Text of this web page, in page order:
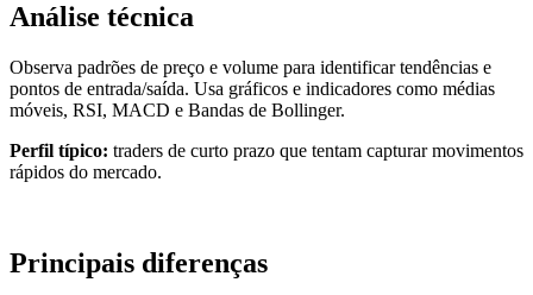
Análise técnica
Observa padrões de preço e volume para identificar tendências e
pontos de entrada/saída. Usa gráficos e indicadores como médias
móveis, RSI, MACD e Bandas de Bollinger.
Perfil típico: traders de curto prazo que tentam capturar movimentos
rápidos do mercado.
Principais diferenças